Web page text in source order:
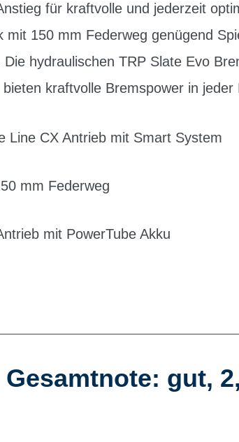
für kraftvolle und jederzeit
150 mm Federweg genügend
hydraulischen TRP Slate Evo
kraftvolle Bremspower in jeder
Line CX Antrieb mit Smart System
mm Federweg
mit PowerTube Akku
gut,